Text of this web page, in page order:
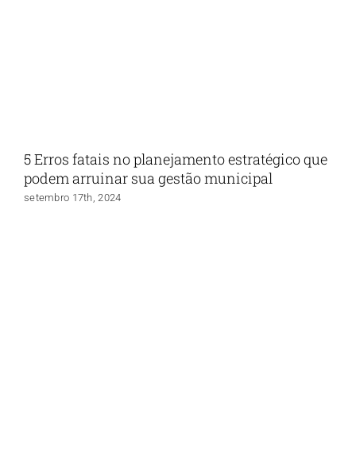
5 Erros fatais no planejamento estratégico que
podem arruinar sua gestão municipal
setembro 17th, 2024